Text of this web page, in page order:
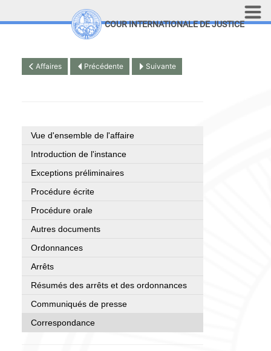
Aller au contenu principal
COUR INTERNATIONALE DE JUSTICE
Affaires Précédente Suivante
Vue d'ensemble de l'affaire
Introduction de l'instance
Exceptions préliminaires
Procédure écrite
Procédure orale
Autres documents
Ordonnances
Arrêts
Résumés des arrêts et des ordonnances
Communiqués de presse
Correspondance
Top Menu
Recherche sur le site